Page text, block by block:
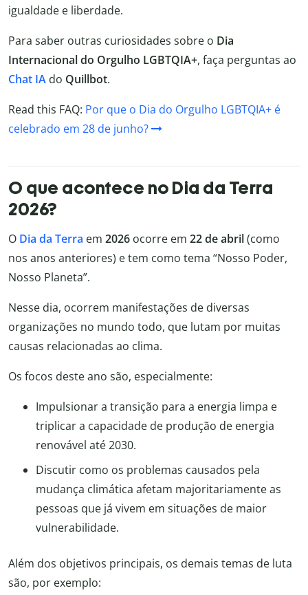
igualdade e liberdade.
Para saber outras curiosidades sobre o Dia
Internacional do Orgulho LGBTQIA+, faça perguntas ao
Chat IA do Quillbot.
Read this FAQ: Por que o Dia do Orgulho LGBTQIA+ é
celebrado em 28 de junho?
O que acontece no Dia da Terra
2026?
O Dia da Terra em 2026 ocorre em 22 de abril(como
nos anos anteriores) e tem como tema “Nosso Poder,
Nosso Planeta”.
Nesse dia, ocorrem manifestações de diversas
organizações no mundo todo, que lutam por muitas
causas relacionadas ao clima.
Os focos deste ano são, especialmente:
Impulsionar a transição para a energia limpa e
triplicar a capacidade de produção de energia
renovável até 2030.
Discutir como os problemas causados pela
mudança climática afetam majoritariamente as
pessoas que já vivem em situações de maior
vulnerabilidade.
Além dos objetivos principais, os demais temas de luta
são, por exemplo: